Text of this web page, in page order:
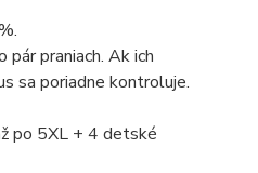
praniach. Ak ich
sa poriadne kontroluje.
po 5XL + 4 detské